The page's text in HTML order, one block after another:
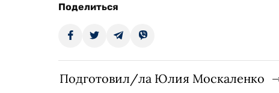
Поделиться
Подготовил/ла Юлия Москаленко